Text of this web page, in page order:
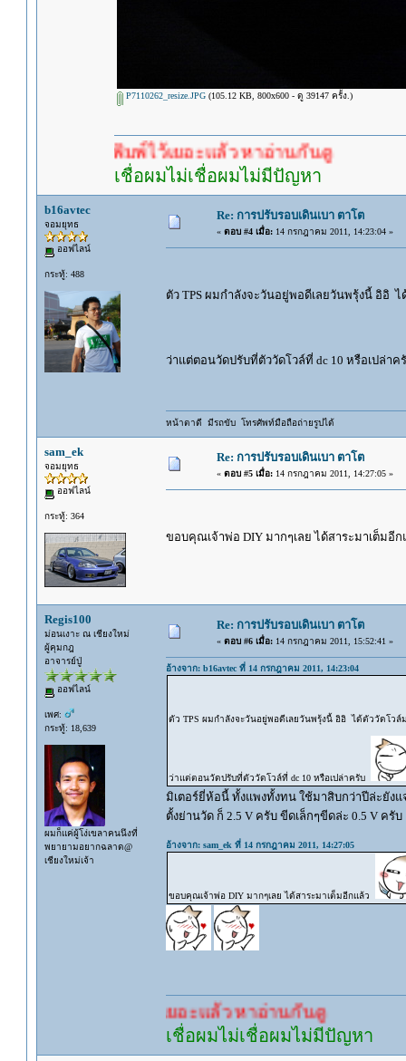
P7110262_resize.JPG(105.12 KB, 800x600 - ดู 39147 ครั้ง.)
ว้เยอะแล้ว หาอ่านกันดู
เชื่อผมไม่เชื่อผมไม่มีปัญหา
b16avtec
จอมยุทธ
ออฟไลน์
กระทู้: 488
Re: การปรับรอบเดินเบา ตาโต
« ตอบ #4 เมื่อ:14 กรกฎาคม 2011, 14:23:04 »
ตัว TPS ผมกำลังจะวันอยู่พอดีเลยวันพรุ้งนี้ อิ
ว่าแต่ตอนวัดปรับที่ตัววัดโวล์ที่ dc 10 หรือเปล่า
หน้าตาดี มีรถขับ โทรศัพท์มือถือถ่ายรูปได้
sam_ek
จอมยุทธ
ออฟไลน์
กระทู้: 364
Re: การปรับรอบเดินเบา ตาโต
« ตอบ #5 เมื่อ:14 กรกฎาคม 2011, 14:27:05 »
ขอบคุณเจ้าพ่อ DIY มากๆเลย ได้สาระมาเต็มอี
Regis100
ม่อนเงาะ ณ เชียงใหม่
ผู้คุมกฎ
อาจารย์ปู่
ออฟไลน์
เพศ:
กระทู้: 18,639
ผมก็แค่ผู้โง่เขลาคนนึงที่
พยายามอยากฉลาด@
เชียงใหม่เจ้า
Re: การปรับรอบเดินเบา ตาโต
« ตอบ #6 เมื่อ:14 กรกฎาคม 2011, 15:52:41 »
อ้างจาก: b16avtec ที่ 14 กรกฎาคม 2011, 14:23:04
ตัว TPS ผมกำลังจะวันอยู่พอดีเลยวันพรุ้งนี้ อิอิ ได้ตัววัดโ
ว่าแต่ตอนวัดปรับที่ตัววัดโวล์ที่ dc 10 หรือเปล่าครับ
มิเตอร์ยี่ห้อนี้ ทั้งแพงทั้งทน ใช้มาสิบกว่าปีล่ะยังแ
ตั้งย่านวัด ก็ 2.5 V ครับ ขีดเล็กๆขีดล่ะ 0.5 V ครับ
อ้างจาก: sam_ek ที่ 14 กรกฎาคม 2011, 14:27:05
ขอบคุณเจ้าพ่อ DIY มากๆเลย ได้สาระมาเต็มอีกแล้ว
เยอะแล้ว หาอ่านกันดู
เชื่อผมไม่เชื่อผมไม่มีปัญหา